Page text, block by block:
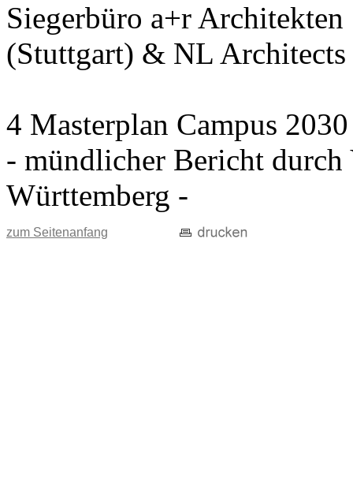
Siegerbüro a+r Architekten
(Stuttgart) & NL
4 Masterplan Campus
- mündlicher Bericht durch
Württemberg -
zum Seitenanfang